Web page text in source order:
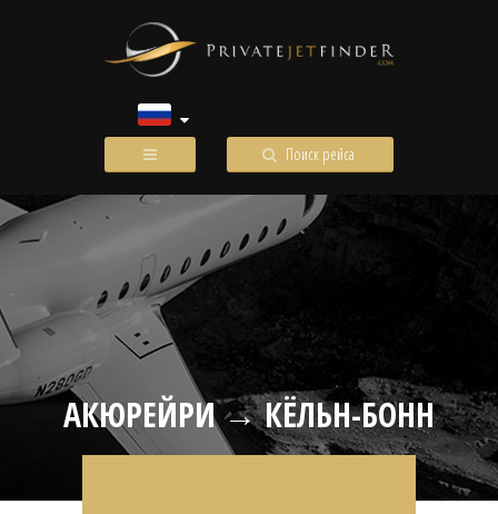
Поиск рейса
АКЮРЕЙРИ → КЁЛЬН-БОНН